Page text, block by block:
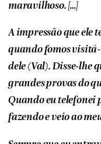
maravilhoso. […]
A impressão que ele
quando fomos
dele (Val). Disse-lhe
grandes provas do
Quando eu telefonei
fazendo e veio ao